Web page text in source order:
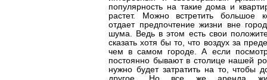
популярность на такие дома и
растет. Можно встретить большое
отдает предпочтение жизни вне
шума. Ведь в этом есть свои
сказать хотя бы то, что воздух за
чем в самом городе. А если
постоянно бывают в столице нашей
нужно будет затратить на то, чтобы